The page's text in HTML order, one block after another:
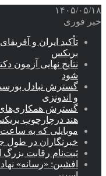
۱۴۰۵/۰۵/۱۸
خبر فوری
تأکید ایران و
بریکس
شود
گسترش تبادل
و اندونزی
گسترش همکاری‌های
هند درچارچوب
موبایلی که به
خبرنگاران در طول
ثبت‌نام رقابت بزرگ المپیک
افشین: «رسانه»